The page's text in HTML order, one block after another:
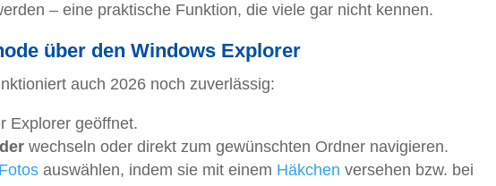
– eine praktische Funktion, die viele gar nicht kennen.
über den Windows Explorer
auch 2026 noch zuverlässig:
Explorer geöffnet.
wechseln oder direkt zum gewünschten Ordner navigieren.
Fotos auswählen, indem sie mit einem Häkchen versehen bzw. bei